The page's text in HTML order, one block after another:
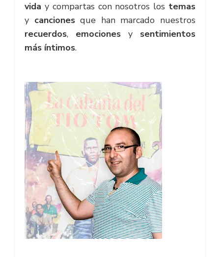
vida y compartas con nosotros los temas
y cancionesque han marcado nuestros
recuerdos, emociones y sentimientos
más íntimos.